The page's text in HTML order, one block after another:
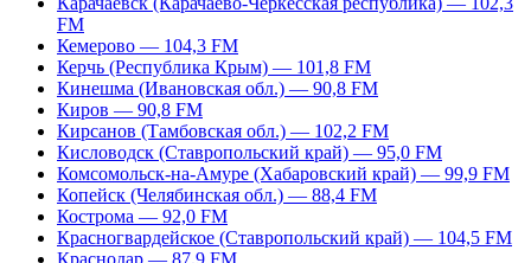
FM
Кемерово — 104,3 FM
Керчь (Республика Крым) — 101,8 FM
Кинешма (Ивановская обл.) — 90,8 FM
Киров — 90,8 FM
Кирсанов (Тамбовская обл.) — 102,2 FM
Кисловодск (Ставропольский край) — 95,0 FM
Комсомольск-на-Амуре (Хабаровский край) — 99,9 FM
Копейск (Челябинская обл.) — 88,4 FM
Кострома — 92,0 FM
Красногвардейское (Ставропольский край) — 104,5 FM
Краснодар — 87,9 FM